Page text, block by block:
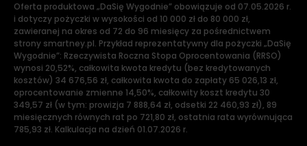
Oferta produktowa „DaSię Wygodnie” obowiązuje od 07.05.2026 r.
i dotyczy pożyczki w wysokości od 10 000 zł do 80 000 zł,
zawieranej na okres od 72 do 96 miesięcy za pośrednictwem
strony smartney.pl. Przykład reprezentatywny dla pożyczki „DaSię
Wygodnie”: Rzeczywista Roczna Stopa Oprocentowania (RRSO)
wynosi 20,52%, całkowita kwota kredytu (bez kredytowanych
kosztów) 34 676,56 zł, całkowita kwota do zapłaty 65 026,13 zł,
oprocentowanie zmienne 14,50%, całkowity koszt kredytu 30
349,57 zł (w tym: prowizja 7 888,64 zł, odsetki 22 460,93 zł), 89
miesięcznych równych rat po 721,80 zł, ostatnia rata wyrównująca
785,93 zł. Kalkulacja na dzień 01.07.2026 r.